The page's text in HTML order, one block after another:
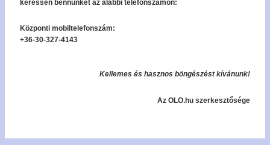
keressen bennünket az alábbi telefonszámon:
Központi mobiltelefonszám:
+36-30-327-4143
Kellemes és hasznos böngészést kívánunk!
Az OLO.hu szerkesztősége